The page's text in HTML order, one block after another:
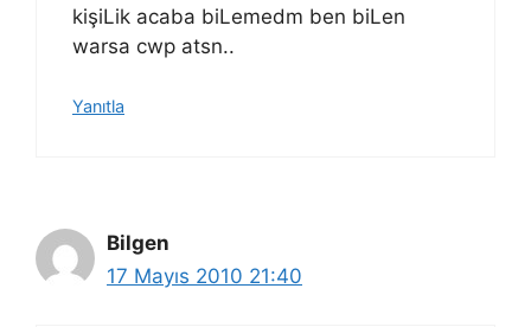
kişiLik acaba biLemedm ben biLen
warsa cwp atsn..
Yanıtla
Bilgen
17 Mayıs 2010 21:40